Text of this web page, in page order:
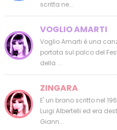
scritta ne...
VOGLIO AMARTI
Voglio Amarti è una
portata sul palco del
della ...
ZINGARA
E' un brano scritto nel
Luigi Albertelli ed era
Giann...